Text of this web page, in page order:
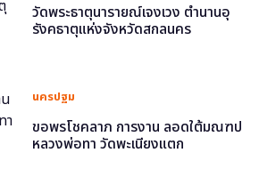
วัดพระธาตุนารายณ์เจงเวง ตำนานอุ
รังคธาตุแห่งจังหวัดสกลนคร
นครปฐม
ขอพรโชคลาภ การงาน ลอดใต้มณฑป
หลวงพ่อทา วัดพะเนียงแตก